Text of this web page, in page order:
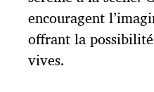
encouragent
offrant la
vives.